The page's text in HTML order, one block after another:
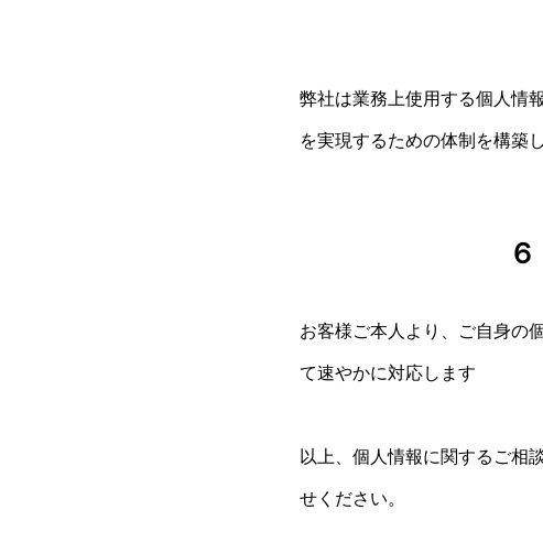
弊社は業務上使用する個人情
を実現するための体制を構築
お客様ご本人より、ご自身の
て速やかに対応します
以上、個人情報に関するご相
せください。